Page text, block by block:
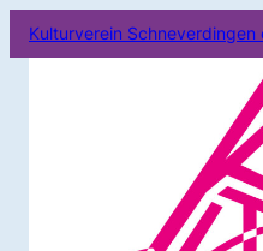
Kulturverein Schneverdingen